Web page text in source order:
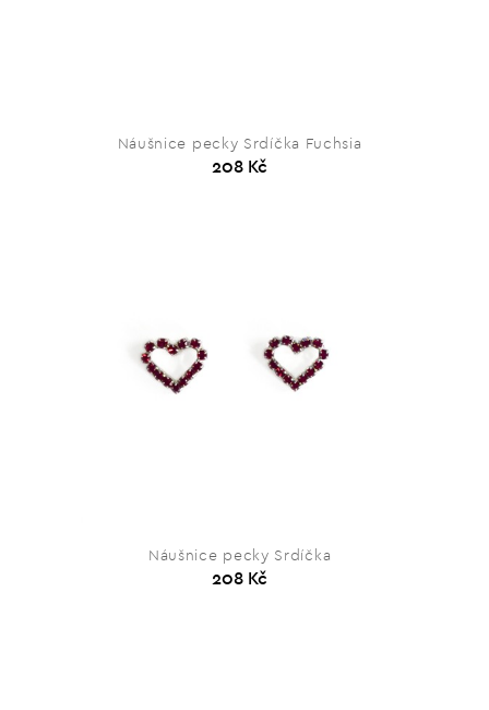
Náušnice pecky Srdíčka Fuchsia
208 Kč
Náušnice pecky Srdíčka
208 Kč